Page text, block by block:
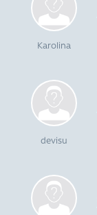
Karolina
devisu